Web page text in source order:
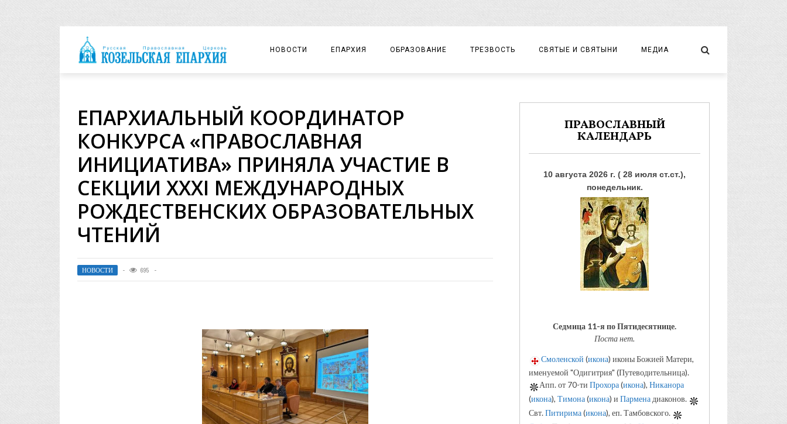
НОВОСТИ ЕПАРХИЯ
ЕПАРХИАЛЬНОЕ УПРАВЛЕНИЕ
ДОКУМЕНТЫ
ЕПАРХИАЛЬНЫЕ ОТДЕЛЫ
ДУХОВЕНСТВО
БЛАГОЧИНИЯ
МАТЕРИАЛЫ
КОНТАКТЫ/РЕКВИЗИТЫ
ОБРАЗОВАНИЕ
ЦЕНТР «ВОЗРОЖДЕНИЕ»
ТРЕЗВОСТЬ СВЯТЫЕ И СВЯТЫНИ МЕДИА
ФОТО
ЕПАРХИАЛЬНЫЙ КООРДИНАТОР
КОНКУРСА «ПРАВОСЛАВНАЯ
ИНИЦИАТИВА» ПРИНЯЛА УЧАСТИЕ В
СЕКЦИИ XXXI МЕЖДУНАРОДНЫХ
РОЖДЕСТВЕНСКИХ ОБРАЗОВАТЕЛЬНЫХ
ЧТЕНИЙ
НОВОСТИ 695
ПРАВОСЛАВНЫЙ
КАЛЕНДАРЬ
10 августа 2026 г. ( 28 июля ст.ст.),
понедельник.
Седмица 11-я по Пятидесятнице.
Поста нет.
Смоленской (икона) иконы Божией Матери,
именуемой "Одигитрия" (Путеводительница).
Апп. от 70-ти Прохора(икона), Никанора
(икона), Тимона(икона) и Пармена диаконов.
Свт.Питирима(икона), еп. Тамбовского.